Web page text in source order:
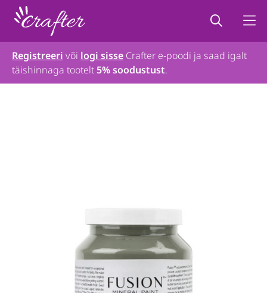
Registreeri või logi sisse Crafter e-poodi ja saad igalt
täishinnaga tootelt5% soodustust.